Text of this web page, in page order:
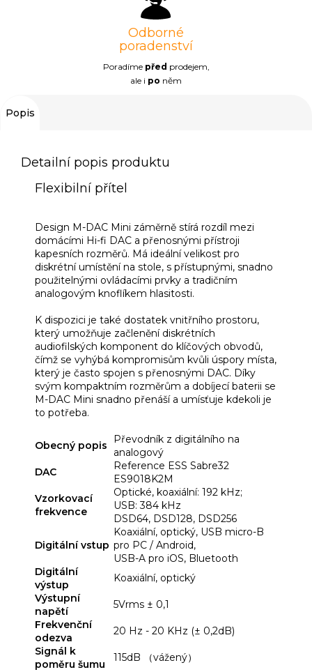
Odborné
poradenství
Poradíme před prodejem,
ale i po něm
Popis
Detailní popis produktu
Flexibilní přítel
Design M-DAC Mini záměrně stírá rozdíl mezi
domácími Hi-fi DAC a přenosnými přístroji
kapesních rozměrů. Má ideální velikost pro
diskrétní umístění na stole, s přístupnými, snadno
použitelnými ovládacími prvky a tradičním
analogovým knoflíkem hlasitosti.
K dispozici je také dostatek vnitřního prostoru,
který umožňuje začlenění diskrétních
audiofilských komponent do klíčových obvodů,
čímž se vyhýbá kompromisům kvůli úspory místa,
který je často spojen s přenosnými DAC. Díky
svým kompaktním rozměrům a dobíjecí baterii se
M-DAC Mini snadno přenáší a umísťuje kdekoli je
to potřeba.
Obecný popis
Převodník z digitálního na
analogový
DAC
Reference ESS Sabre32
ES9018K2M
Vzorkovací
frekvence
Optické, koaxiální: 192 kHz;
USB: 384 kHz
DSD64, DSD128, DSD256
Digitální vstup
Koaxiální, optický, USB micro-B
pro PC / Android,
USB-A pro iOS, Bluetooth
Digitální
výstup
Koaxiální, optický
Výstupní
napětí
5Vrms ± 0,1
Frekvenční
odezva
20 Hz - 20 KHz (± 0,2dB)
Signál k
poměru šumu
115dB （vážený）